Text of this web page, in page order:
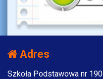
Adres
Szkoła Podstawowa nr 190